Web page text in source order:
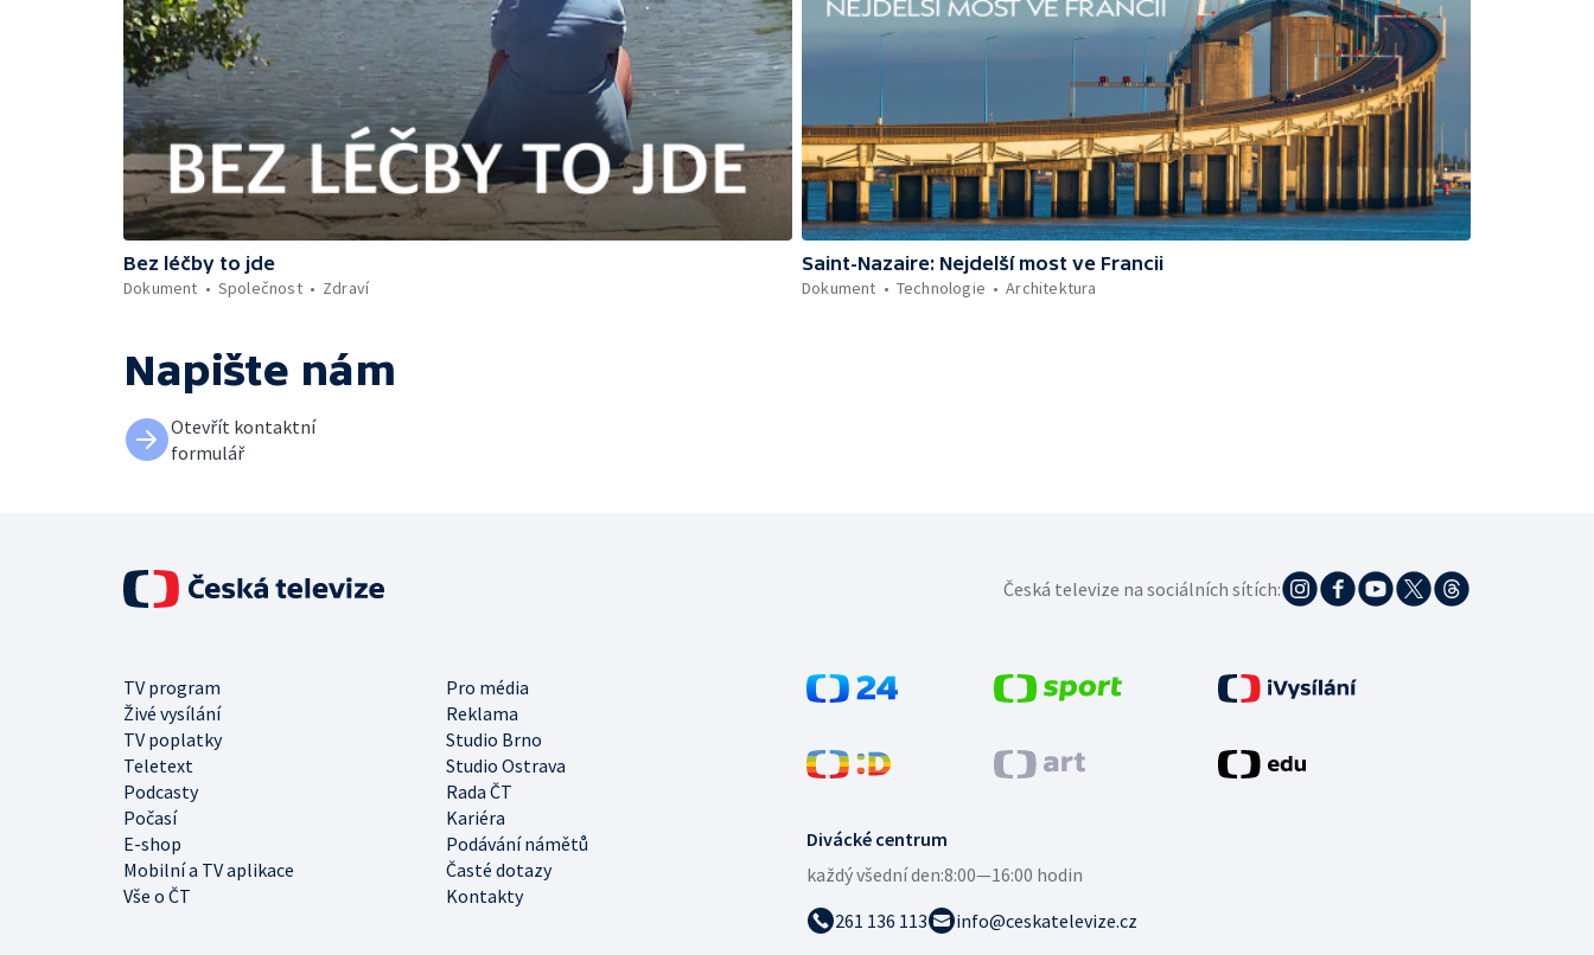
Bez léčby to jde
Dokument
Společnost Zdraví
Saint-Nazaire: Nejdelší most ve Francii
Dokument
Technologie Architektura
Napište nám
Otevřít kontaktní
formulář
Divácké centrum
každý všední den:8:00—16:00 hodin
261 136 113
info@ceskatelevize.cz
TV program
Pro média
Živé vysílání
Reklama
TV poplatky
Studio Brno
Teletext
Studio Ostrava
Podcasty
Rada ČT
Počasí
Kariéra
E-shop
Podávání námětů
Mobilní a TV aplikace
Časté dotazy
Vše o ČT
Kontakty
Česká televize na sociálních sítích: